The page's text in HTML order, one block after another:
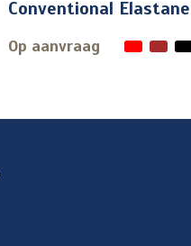
Conventional Elastane
Op aanvraag